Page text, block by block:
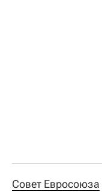
Совет Евросоюза